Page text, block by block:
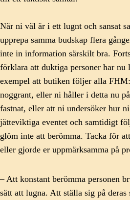
När ni väl är i ett lugnt och sansat
upprepa samma budskap flera
inte in information särskilt bra.
förklara att duktiga personer har
exempel att butiken följer alla
noggrant, eller ni håller i detta nu
fastnat, eller att ni undersöker hur
jätteviktiga eventet och samtidigt
glöm inte att berömma. Tacka för
eller gjorde er uppmärksamma på
– Att konstant berömma personen
sätt att lugna. Att ställa sig på